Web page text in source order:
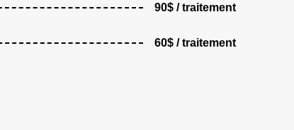
90$ / traitement
60$ / traitement